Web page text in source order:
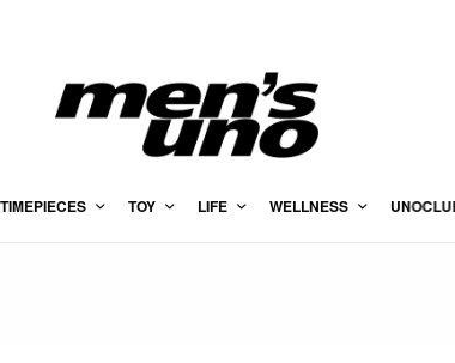
TIMEPIECES TOY LIFE WELLNESS